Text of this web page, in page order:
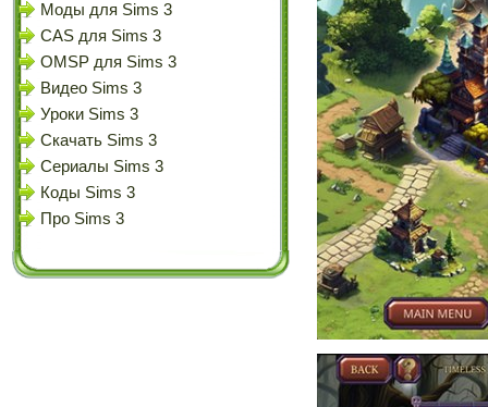
Моды для Sims 3
CAS для Sims 3
OMSP для Sims 3
Видео Sims 3
Уроки Sims 3
Скачать Sims 3
Сериалы Sims 3
Коды Sims 3
Про Sims 3